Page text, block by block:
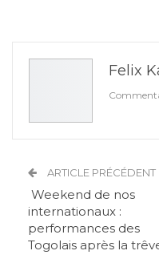
Felix
ARTICLE PRÉCÉDENT
Weekend de nos
internationaux :
performances des
Togolais après la